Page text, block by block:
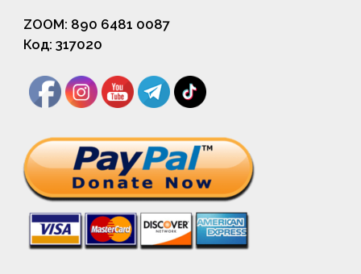
ZOOM: 890 6481 0087
Код: 317020